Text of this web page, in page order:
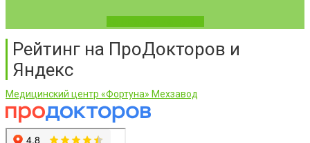
Рейтинг на ПроДокторов и
Яндекс
Медицинский центр «Фортуна» Мехзавод